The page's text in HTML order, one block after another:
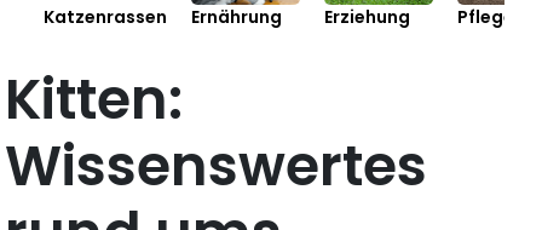
Katzenrassen Ernährung Erziehung Pflege
Kitten:
Wissenswertes